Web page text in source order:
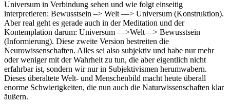
Universum in Verbindung sehen und wie folgt einseitig
interpretieren: Bewusstsein –> Welt —> Universum (Konstruktion).
Aber real geht es gerade auch in der Meditation und der
Kontemplation darum: Universum —>Welt—> Bewusstsein
(Informierung). Diese zweite Version bestreiten die
Neurowissenschaften. Alles sei also subjektiv und habe nur mehr
oder weniger mit der Wahrheit zu tun, die aber eigentlich nicht
erfahrbar ist, sondern wir nur in Subjektivismen herumwabern.
Dieses überaltete Welt- und Menschenbild macht heute überall
enorme Schwierigkeiten, die nun auch die Naturwissenschaften klar
äußern.